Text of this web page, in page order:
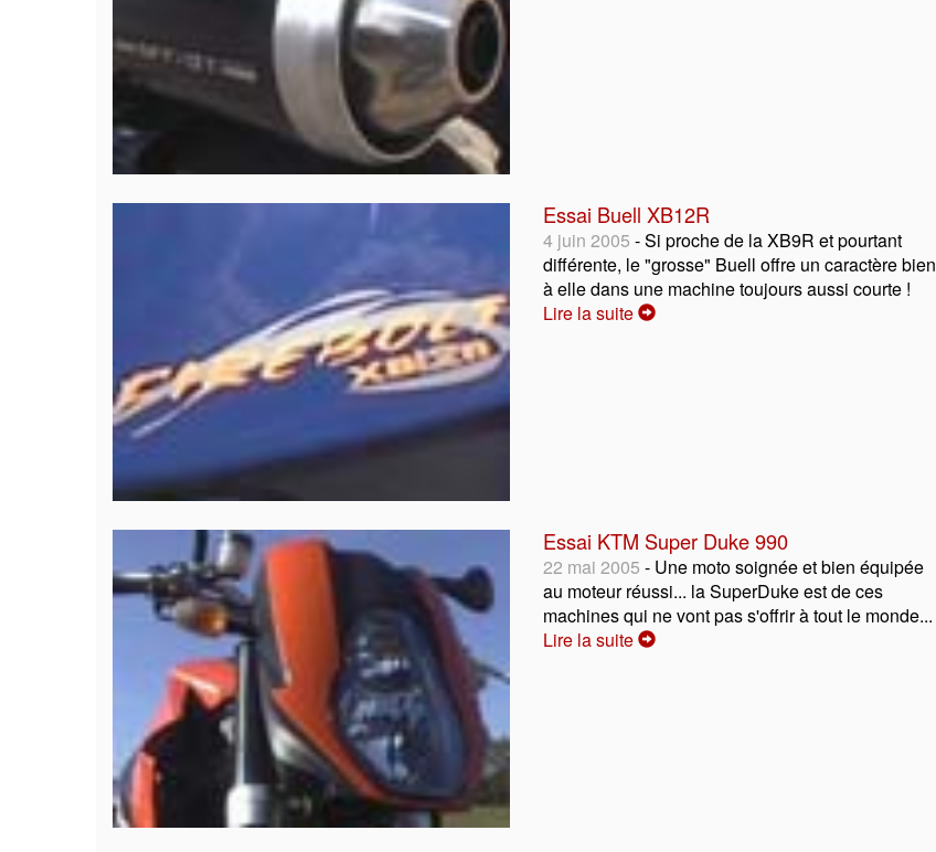
Essai Buell XB12R
4 juin 2005 - Si proche de la XB9R et pourtant
différente, le "grosse" Buell offre un caractère bien
à elle dans une machine toujours aussi courte !
Lire la suite
Essai KTM Super Duke 990
22 mai 2005 - Une moto soignée et bien équipée
au moteur réussi... la SuperDuke est de ces
machines qui ne vont pas s'offrir à tout le monde...
Lire la suite